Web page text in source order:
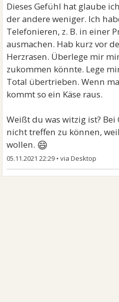
Dieses Gefühl hat glaube
der andere weniger. Ich
Telefonieren, z. B. in einer
ausmachen. Hab kurz vor
Herzrasen. Überlege mir
zukommen könnte. Lege
Total übertrieben. Wenn
kommt so ein Käse raus.
Weißt du was witzig ist?
nicht treffen zu können,
wollen. 😄
05.11.2021 22:29 •